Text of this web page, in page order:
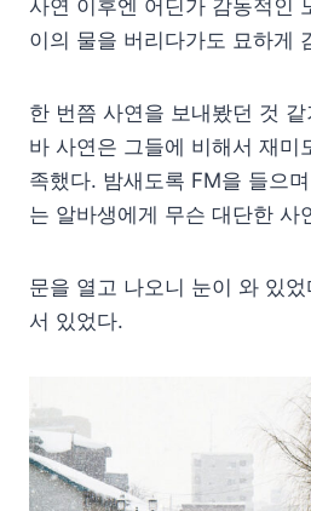
사연 이후엔 어딘가 감동적인
이의 물을 버리다가도 묘하게
한 번쯤 사연을 보내봤던 것
바 사연은 그들에 비해서 재미
족했다. 밤새도록 FM을 들으
는 알바생에게 무슨 대단한 사
문을 열고 나오니 눈이 와 있
서 있었다.